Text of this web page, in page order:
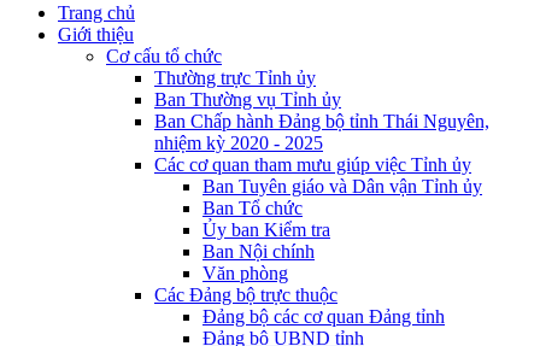
Trang chủ
Giới thiệu
Cơ cấu tổ chức
Thường trực Tỉnh ủy
Ban Thường vụ Tỉnh ủy
Ban Chấp hành Đảng bộ tỉnh Thái Nguyên,
nhiệm kỳ 2020 - 2025
Các cơ quan tham mưu giúp việc Tỉnh ủy
Ban Tuyên giáo và Dân vận Tỉnh ủy
Ban Tổ chức
Ủy ban Kiểm tra
Ban Nội chính
Văn phòng
Các Đảng bộ trực thuộc
Đảng bộ các cơ quan Đảng tỉnh
Đảng bộ UBND tỉnh